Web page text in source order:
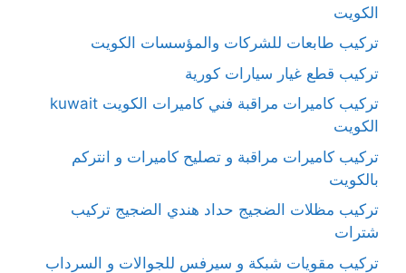
الكويت
تركيب طابعات للشركات والمؤسسات الكويت
تركيب قطع غيار سيارات كورية
تركيب كاميرات مراقبة فني كاميرات الكويت kuwait
الكويت
تركيب كاميرات مراقبة و تصليح كاميرات و انتركم
بالكويت
تركيب مظلات الضجيج حداد هندي الضجيج تركيب
شترات
تركيب مقويات شبكة و سيرفس للجوالات و السرداب